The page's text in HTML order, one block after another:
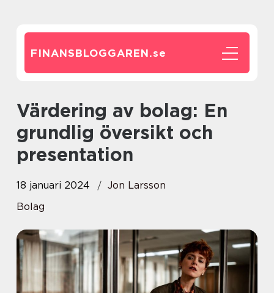
FINANSBLOGGAREN.se
Värdering av bolag: En
grundlig översikt och
presentation
18 januari 2024
Jon Larsson
Bolag